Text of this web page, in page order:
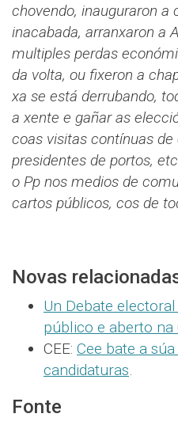
chovendo, inauguraron a
inacabada, arranxaron a
multiples perdas
da volta, ou fixeron a
xa se está derrubando,
a xente e gañar as
coas visitas contínuas
presidentes de portos,
o Pp nos medios de
cartos públicos, cos de
Novas
Un Debate
público e aberto na
CEE: Cee bate a
candidaturas.
Fonte